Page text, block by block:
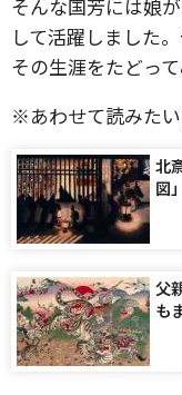
そんな国芳には娘
して活躍しました
その生涯をたどって
※あわせて読みた
北
図
父
も